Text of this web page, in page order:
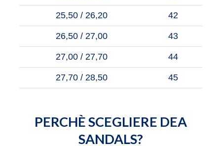
25,50 / 26,20 42
26,50 / 27,00 43
27,00 / 27,70 44
27,70 / 28,50 45
PERCHÈ SCEGLIERE DEA
SANDALS?